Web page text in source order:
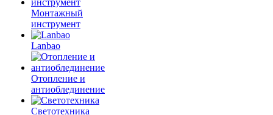
Монтажный
инструмент
Lanbao
Отопление и
антиоблединение
Светотехника